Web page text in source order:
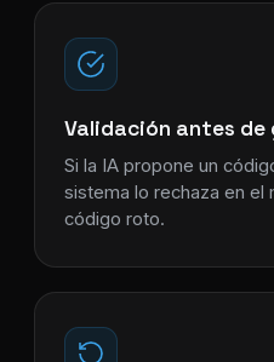
Validación antes de
Si la IA propone un
sistema lo rechaza en el
código roto.